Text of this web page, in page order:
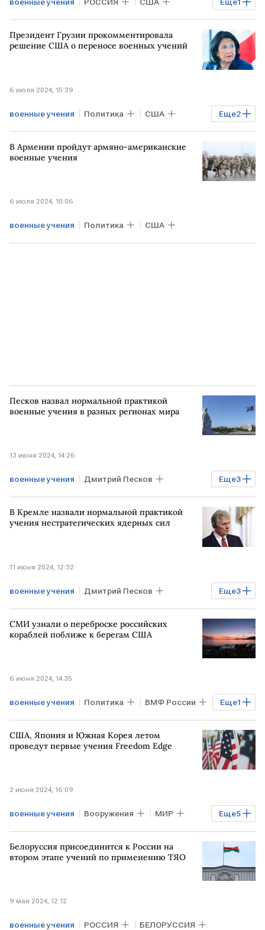
КИТАЙ
Президент Грузии прокомментировала
решение США о переносе военных учений
6 июля 2024, 15:39
Еще2
военные учения Политика США
ГРУЗИЯ Саломе Зурабишвили
В Армении пройдут армяно-американские
военные учения
6 июля 2024, 10:06
военные учения Политика США
Песков назвал нормальной практикой
военные учения в разных регионах мира
13 июня 2024, 14:26
Еще3
военные учения Дмитрий Песков
Кремль КУБА учения
В Кремле назвали нормальной практикой
учения нестратегических ядерных сил
11 июня 2024, 12:32
Еще3
военные учения Дмитрий Песков
Кремль БЕЛОРУССИЯ
Союзное государство
СМИ узнали о переброске российских
кораблей поближе к берегам США
6 июня 2024, 14:35
Еще1
военные учения Политика ВМФ России
Карибский регион
США, Япония и Южная Корея летом
проведут первые учения Freedom Edge
2 июня 2024, 16:09
Еще5
военные учения Вооружения МИР
США КОРЕЯ ЮЖНАЯ КОРЕЯ
ЯПОНИЯ учения
Белоруссия присоединится к России на
втором этапе учений по применению ТЯО
9 мая 2024, 12:12
военные учения РОССИЯ БЕЛОРУССИЯ